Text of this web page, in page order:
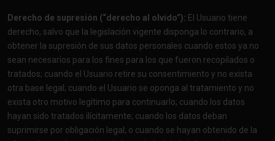
Derecho de supresión (“derecho al olvido”): El Usuario tiene
derecho, salvo que la legislación vigente disponga lo contrario, a
obtener la supresión de sus datos personales cuando estos ya no
sean necesarios para los fines para los que fueron recopilados o
tratados; cuando el Usuario retire su consentimiento y no exista
otra base legal; cuando el Usuario se oponga al tratamiento y no
exista otro motivo legítimo para continuarlo; cuando los datos
hayan sido tratados ilícitamente; cuando los datos deban
suprimirse por obligación legal; o cuando se hayan obtenido de la